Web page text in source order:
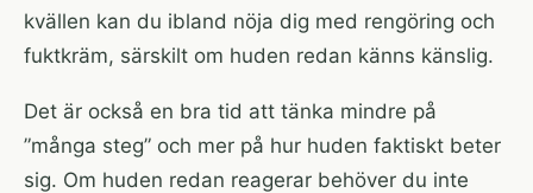
kvällen kan du ibland nöja dig med rengöring och
fuktkräm, särskilt om huden redan känns känslig.
Det är också en bra tid att tänka mindre på
”många steg” och mer på hur huden faktiskt beter
sig. Om huden redan reagerar behöver du inte